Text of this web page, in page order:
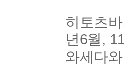
히토츠
년6월,
와세다